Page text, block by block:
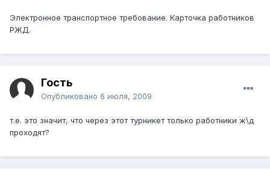
Электронное транспортное требование. Карточка работников
РЖД.
Гость
Опубликовано 6 июля, 2009
т.е. это значит, что через этот турникет только работники ж\д
проходят?